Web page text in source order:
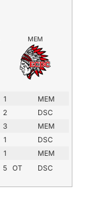
MEM
1
MEM
2
DSC
3
MEM
1
DSC
1
MEM
5 OT DSC